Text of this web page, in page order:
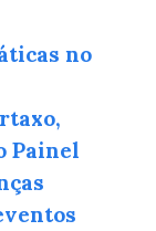
no
Painel